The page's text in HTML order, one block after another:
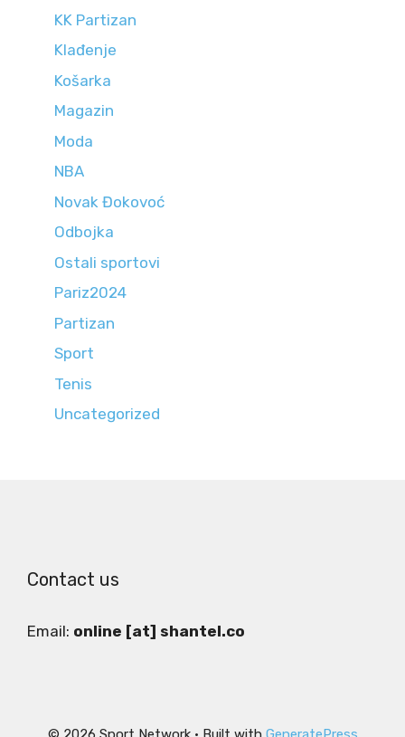
KK Partizan
Klađenje
Košarka
Magazin
Moda
NBA
Novak Đokovoć
Odbojka
Ostali sportovi
Pariz2024
Partizan
Sport
Tenis
Uncategorized
Contact us
Email: online [at] shantel.co